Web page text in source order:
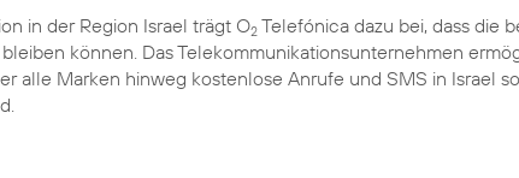
in der Region Israel trägt O2 Telefónica dazu bei, dass die
können. Das Telekommunikations­unternehmen
alle Marken hinweg kostenlose Anrufe und SMS in Israel